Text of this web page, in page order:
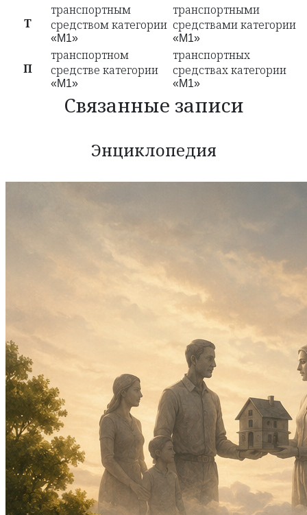
Т
транспортным
средством категории
«M1»
транспортными
средствами категории
«M1»
П
транспортном
средстве категории
«M1»
транспортных
средствах категории
«M1»
Связанные записи
Энциклопедия